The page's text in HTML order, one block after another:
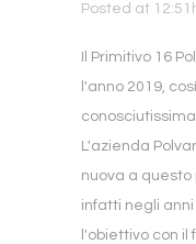
Posted at
Il Primitivo 16
l'anno 2019,
L'azienda
nuova a
infatti negli
l'obiettivo con il